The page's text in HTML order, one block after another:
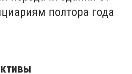
полтора года